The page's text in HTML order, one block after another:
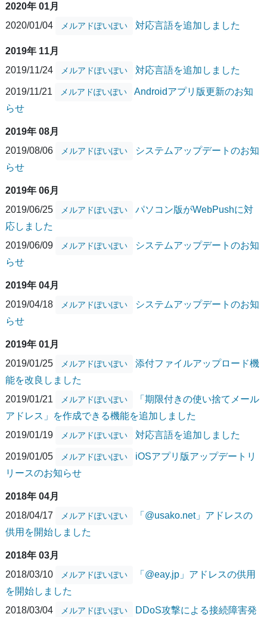
2020年 01月
2020/01/04
メルアドぽいぽい 対応言語を追加しました
2019年 11月
2019/11/24
メルアドぽいぽい 対応言語を追加しました
2019/11/21 メルアドぽいぽい
Androidアプリ版更新のお知
らせ
2019年 08月
2019/08/06
メルアドぽいぽい
システムアップデートのお知
らせ
2019年 06月
2019/06/25
メルアドぽいぽい
パソコン版がWebPushに対
応しました
2019/06/09
メルアドぽいぽい
システムアップデートのお知
らせ
2019年 04月
2019/04/18
メルアドぽいぽい
システムアップデートのお知
らせ
2019年 01月
2019/01/25
メルアドぽいぽい
添付ファイルアップロード機
能を改良しました
2019/01/21
メルアドぽいぽい
「期限付きの使い捨てメール
アドレス」を作成できる機能を追加しました
2019/01/19
メルアドぽいぽい 対応言語を追加しました
2019/01/05 メルアドぽいぽい
iOSアプリ版アップデートリ
リースのお知らせ
2018年 04月
2018/04/17
メルアドぽいぽい
「@usako.net」アドレスの
供用を開始しました
2018年 03月
2018/03/10
メルアドぽいぽい
「@eay.jp」アドレスの供用
を開始しました
2018/03/04
メルアドぽいぽい DDoS攻撃による接続障害発